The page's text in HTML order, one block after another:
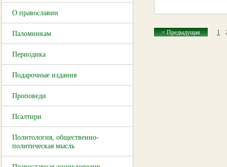
О православии
Паломникам
Периодика
Подарочные издания
Проповеди
Псалтири
Политология, общественно-
политическая мысль
< Предыдущая 1